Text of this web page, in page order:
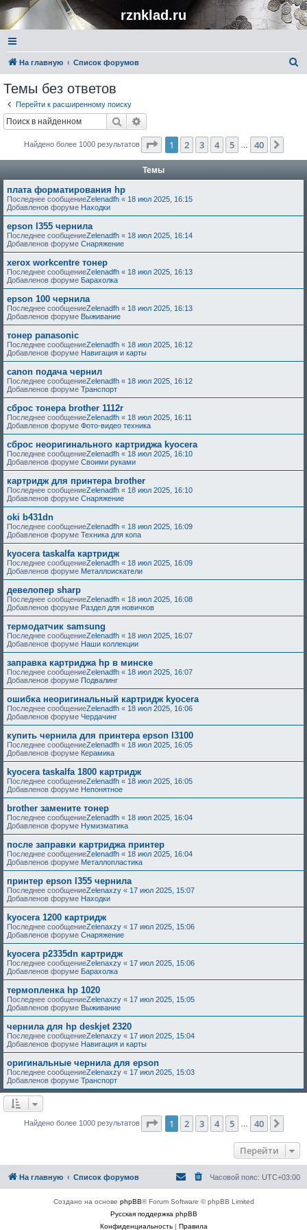
rznklad.ru
На главную Список форумов
Темы без ответов
Перейти к расширенному поиску
Поиск
Найдено более 1000 результатов Страница из 40
1 2 3 4 5 40
Темы
плата форматирования hp
Последнее сообщениеZelenadfh « 18 июл 2025, 16:15
Добавленов форуме Находки
epson l355 чернила
Последнее сообщениеZelenadfh « 18 июл 2025, 16:14
Добавленов форуме Снаряжение
xerox workcentre тонер
Последнее сообщениеZelenadfh « 18 июл 2025, 16:13
Добавленов форуме Барахолка
epson 100 чернила
Последнее сообщениеZelenadfh « 18 июл 2025, 16:13
Добавленов форуме Выживание
тонер panasonic
Последнее сообщениеZelenadfh « 18 июл 2025, 16:12
Добавленов форуме Навигация и карты
canon подача чернил
Последнее сообщениеZelenadfh « 18 июл 2025, 16:12
Добавленов форуме Транспорт
сброс тонера brother 1112r
Последнее сообщениеZelenadfh « 18 июл 2025, 16:11
Добавленов форуме Фото-видео техника
сброс неоригинального картриджа kyocera
Последнее сообщениеZelenadfh « 18 июл 2025, 16:10
Добавленов форуме Своими руками
картридж для принтера brother
Последнее сообщениеZelenadfh « 18 июл 2025, 16:10
Добавленов форуме Снаряжение
oki b431dn
Последнее сообщениеZelenadfh « 18 июл 2025, 16:09
Добавленов форуме Техника для копа
kyocera taskalfa картридж
Последнее сообщениеZelenadfh « 18 июл 2025, 16:09
Добавленов форуме Металлоискатели
девелопер sharp
Последнее сообщениеZelenadfh « 18 июл 2025, 16:08
Добавленов форуме Раздел для новичков
термодатчик samsung
Последнее сообщениеZelenadfh « 18 июл 2025, 16:07
Добавленов форуме Наши коллекции
заправка картриджа hp в минске
Последнее сообщениеZelenadfh « 18 июл 2025, 16:07
Добавленов форуме Подвалинг
ошибка неоригинальный картридж kyocera
Последнее сообщениеZelenadfh « 18 июл 2025, 16:06
Добавленов форуме Чердачинг
купить чернила для принтера epson l3100
Последнее сообщениеZelenadfh « 18 июл 2025, 16:05
Добавленов форуме Керамика
kyocera taskalfa 1800 картридж
Последнее сообщениеZelenadfh « 18 июл 2025, 16:05
Добавленов форуме Непонятное
brother замените тонер
Последнее сообщениеZelenadfh « 18 июл 2025, 16:04
Добавленов форуме Нумизматика
после заправки картриджа принтер
Последнее сообщениеZelenadfh « 18 июл 2025, 16:04
Добавленов форуме Металлопластика
принтер epson l355 чернила
Последнее сообщениеZelenaxzy « 17 июл 2025, 15:07
Добавленов форуме Находки
kyocera 1200 картридж
Последнее сообщениеZelenaxzy « 17 июл 2025, 15:06
Добавленов форуме Снаряжение
kyocera p2335dn картридж
Последнее сообщениеZelenaxzy « 17 июл 2025, 15:06
Добавленов форуме Барахолка
термопленка hp 1020
Последнее сообщениеZelenaxzy « 17 июл 2025, 15:05
Добавленов форуме Выживание
чернила для hp deskjet 2320
Последнее сообщениеZelenaxzy « 17 июл 2025, 15:04
Добавленов форуме Навигация и карты
оригинальные чернила для epson
Последнее сообщениеZelenaxzy « 17 июл 2025, 15:03
Добавленов форуме Транспорт
Найдено более 1000 результатов Страница из 40
1 2 3 4 5 40
Перейти
На главную Список форумов Часовой пояс: UTC+03:00
Создано на основе phpBB® Forum Software © phpBB Limited
Русская поддержка phpBB
Конфиденциальность| Правила